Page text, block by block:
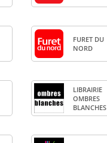
FURET DU
NORD
LIBRAI­RIE
OMBRES
BLANCHES